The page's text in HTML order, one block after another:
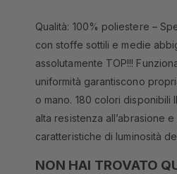
Qualità: 100% poliestere –
con stoffe sottili e medie
assolutamente TOP!!!
uniformità garantiscono
o mano. 180 colori disponibili
alta resistenza all’abrasione
caratteristiche di luminosità
NON HAI TROVATO